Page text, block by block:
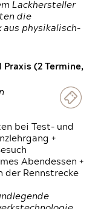
Lackhersteller
die
aus physikalisch-
(2 Termine,
bei Test- und
+
Abendessen +
der Rennstrecke